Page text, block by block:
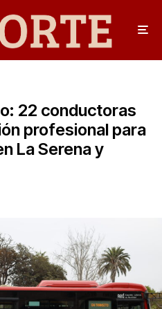
22 conductoras
profesional para
La Serena y